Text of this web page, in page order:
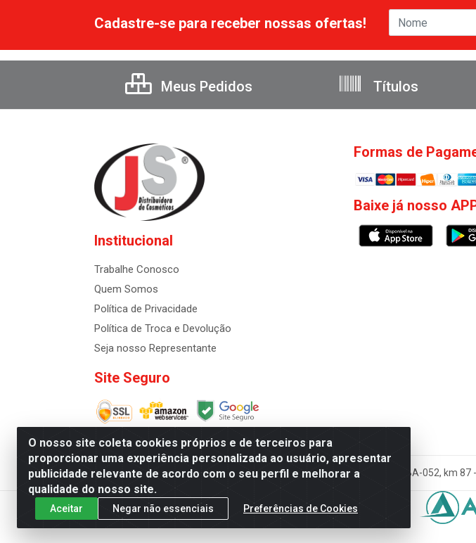
O nosso site coleta cookies próprios e de terceiros para
proporcionar uma experiência personalizada ao usuário, apresentar
publicidade relevante de acordo com o seu perfil e melhorar a
qualidade do nosso site.
Aceitar Negar não essenciais Preferências de Cookies
Cadastre-se para receber nossas ofertas!
Meus Pedidos Títulos
Institucional
Trabalhe Conosco
Quem Somos
Política de Privacidade
Política de Troca e Devolução
Seja nosso Representante
Site Seguro
Formas de
Baixe já nosso
Distribuidora de Cosméticos Antoneto LTDA - BA-052, km